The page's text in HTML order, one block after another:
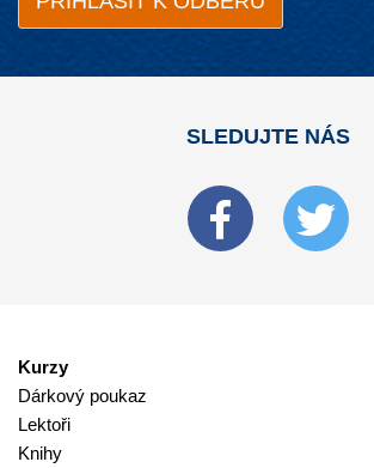
SLEDUJTE NÁS
Kurzy
Dárkový poukaz
Lektoři
Knihy